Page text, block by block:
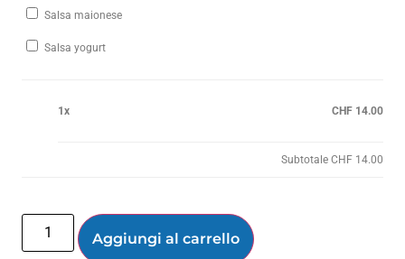
Salsa maionese
Salsa yogurt
1x CHF 14.00
Subtotale CHF 14.00
Aggiungi al carrello